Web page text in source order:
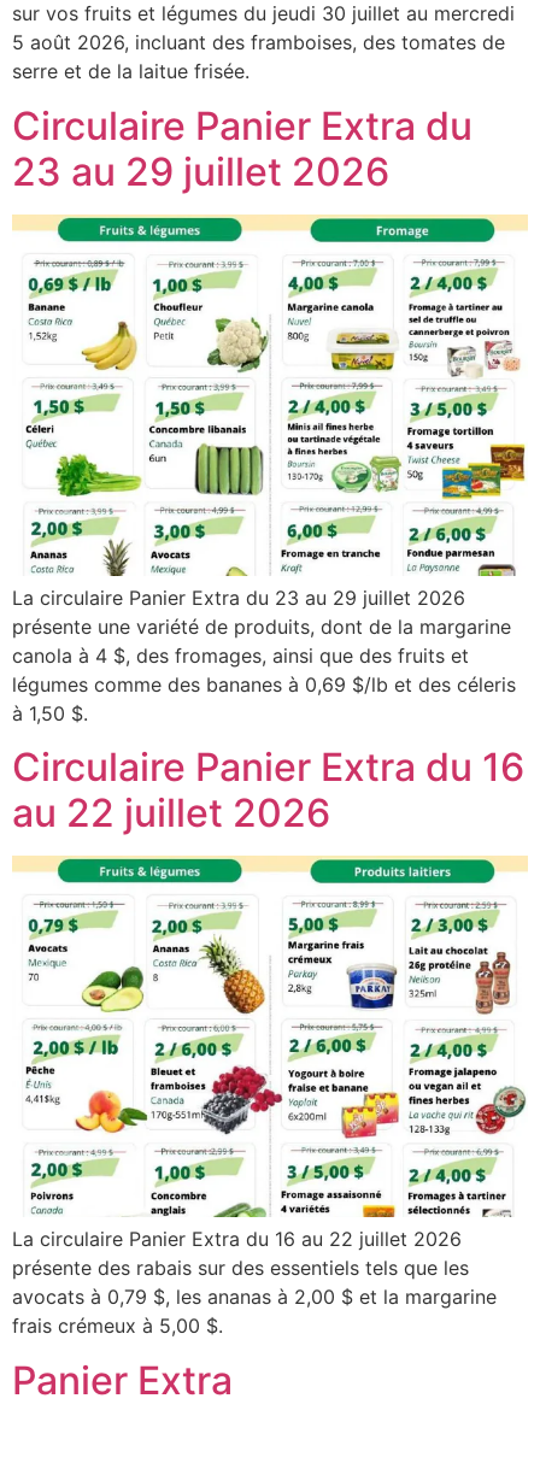
sur vos fruits et légumes du jeudi 30 juillet au mercredi
5 août 2026, incluant des framboises, des tomates de
serre et de la laitue frisée.
Circulaire Panier Extra du
23 au 29 juillet 2026
La circulaire Panier Extra du 23 au 29 juillet 2026
présente une variété de produits, dont de la margarine
canola à 4 $, des fromages, ainsi que des fruits et
légumes comme des bananes à 0,69 $/lb et des céleris
à 1,50 $.
Circulaire Panier Extra du 16
au 22 juillet 2026
La circulaire Panier Extra du 16 au 22 juillet 2026
présente des rabais sur des essentiels tels que les
avocats à 0,79 $, les ananas à 2,00 $ et la margarine
frais crémeux à 5,00 $.
Panier Extra